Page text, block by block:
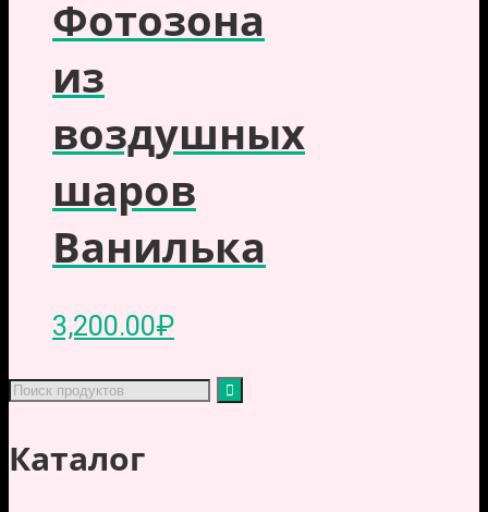
Фотозона
из
воздушных
шаров
Ванилька
3,200.00₽
Каталог